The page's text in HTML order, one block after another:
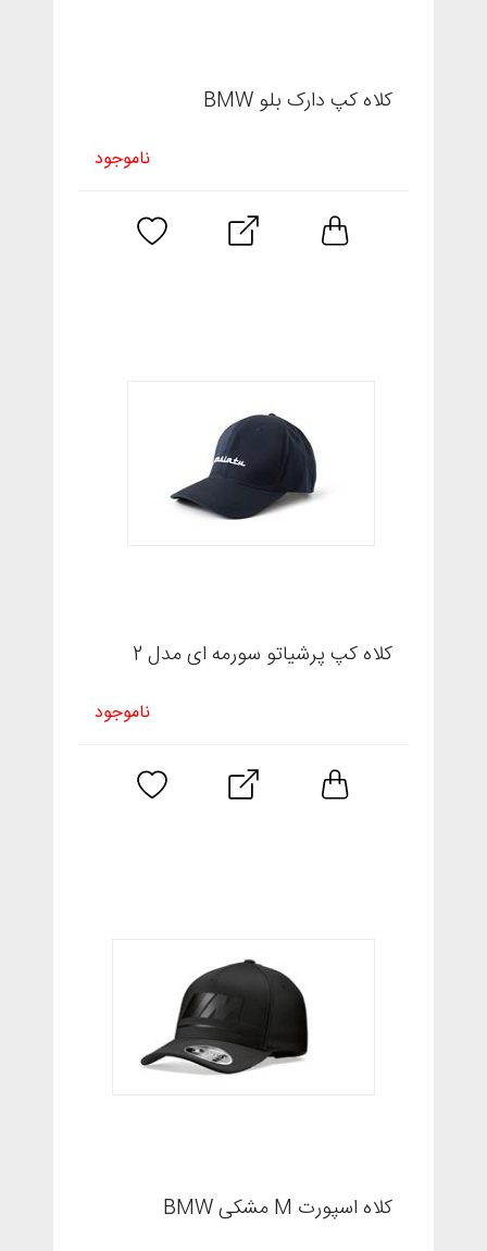
کلاه کپ دارک بلو BMW
ناموجود
کلاه کپ پرشیاتو سورمه ای مدل 2
ناموجود
کلاه اسپورت M مشکی BMW